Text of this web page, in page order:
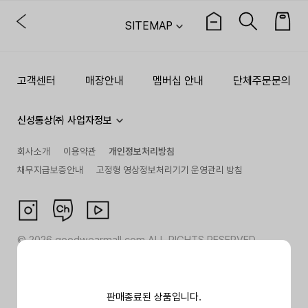
판매종료된 상품입니다.
SITEMAP
고객센터 매장안내 멤버십 안내 단체주문문의
신성통상㈜ 사업자정보
회사소개 이용약관
개인정보처리방침
채무지급보증안내
고정형 영상정보처리기기 운영관리 방침
©2026goodwearmall.com ALL RIGHTS RESERVED